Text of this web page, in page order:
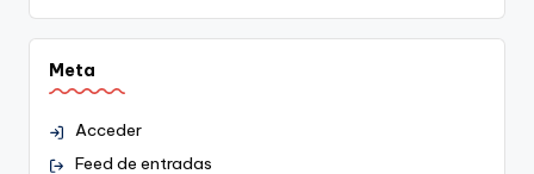
Meta
Acceder
Feed de entradas